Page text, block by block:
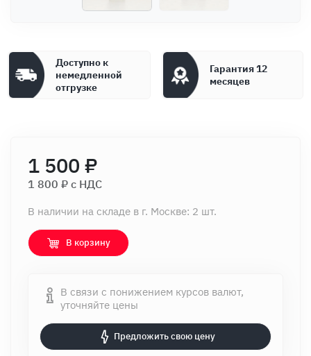
Доступно к
немедленной
отгрузке
Гарантия 12
месяцев
1 500 ₽
1 800 ₽ c НДС
В наличии на складе в г. Москве: 2 шт.
В корзину
В связи с понижением курсов валют,
уточняйте цены
Предложить свою цену